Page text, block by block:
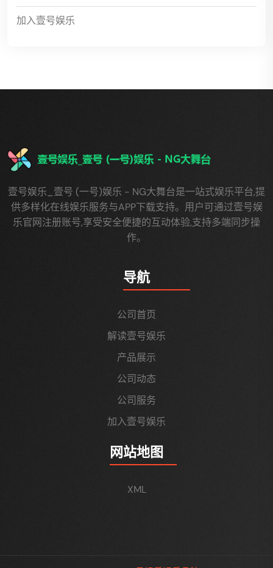
加入壹号娱乐
壹号娱乐_壹号 (一号)娱乐 - NG大舞台是一站式娱乐平台,提
供多样化在线娱乐服务与APP下载支持。用户可通过壹号娱
乐官网注册账号,享受安全便捷的互动体验,支持多端同步操
作。
导航
公司首页
解读壹号娱乐
产品展示
公司动态
公司服务
加入壹号娱乐
网站地图
XML